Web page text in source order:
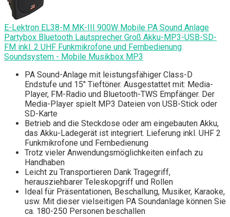
E-Lektron EL38-M MK-III 900W Mobile PA Sound Anlage
Partybox Bluetooth Lautsprecher Groß Akku-MP3-USB-SD-
FM inkl. 2 UHF Funkmikrofone und Fernbedienung
Soundsystem - Mobile Musikbox MP3
PA Sound-Anlage mit leistungsfähiger Class-D
Endstufe und 15" Tieftöner. Ausgestattet mit: Media-
Player, FM-Radio und Bluetooth-TWS Empfänger. Der
Media-Player spielt MP3 Dateien von USB-Stick oder
SD-Karte
Betrieb and die Steckdose oder am eingebauten Akku,
das Akku-Ladegerät ist integriert. Lieferung inkl. UHF 2
Funkmikrofone und Fernbedienung
Trotz vieler Anwendungsmöglichkeiten einfach zu
Handhaben
Leicht zu Transportieren Dank Tragegriff,
herausziehbarer Teleskopgriff und Rollen
Ideal für Präsentationen, Beschallung, Musiker, Karaoke,
usw. Mit dieser vielseitigen PA Soundanlage können Sie
ca. 180-250 Personen beschallen